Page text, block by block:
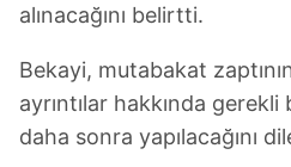
alınacağını belirtti.
Bekayi, mutabakat
ayrıntılar hakkında
daha sonra yapılacağını